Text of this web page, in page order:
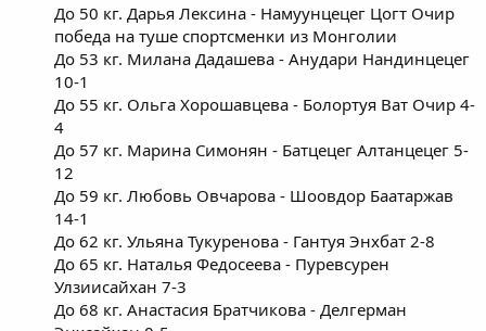
До 50 кг. Дарья Лексина - Намуунцецег Цогт Очир
победа на туше спортсменки из Монголии
До 53 кг. Милана Дадашева - Анудари Нандинцецег
10-1
До 55 кг. Ольга Хорошавцева - Болортуя Ват Очир 4-
4
До 57 кг. Марина Симонян - Батцецег Алтанцецег 5-
12
До 59 кг. Любовь Овчарова - Шоовдор Баатаржав
14-1
До 62 кг. Ульяна Тукуренова - Гантуя Энхбат 2-8
До 65 кг. Наталья Федосеева - Пуревсурен
Улзиисайхан 7-3
До 68 кг. Анастасия Братчикова - Делгерман